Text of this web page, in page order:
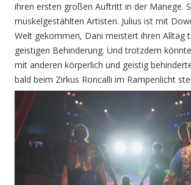
ihren ersten großen Auftritt in der Manege.
muskelgestählten Artisten. Julius ist mit
Welt gekommen, Dani meistert ihren Alltag
geistigen Behinderung. Und trotzdem
mit anderen körperlich und geistig
bald beim Zirkus Roncalli im Rampenlicht